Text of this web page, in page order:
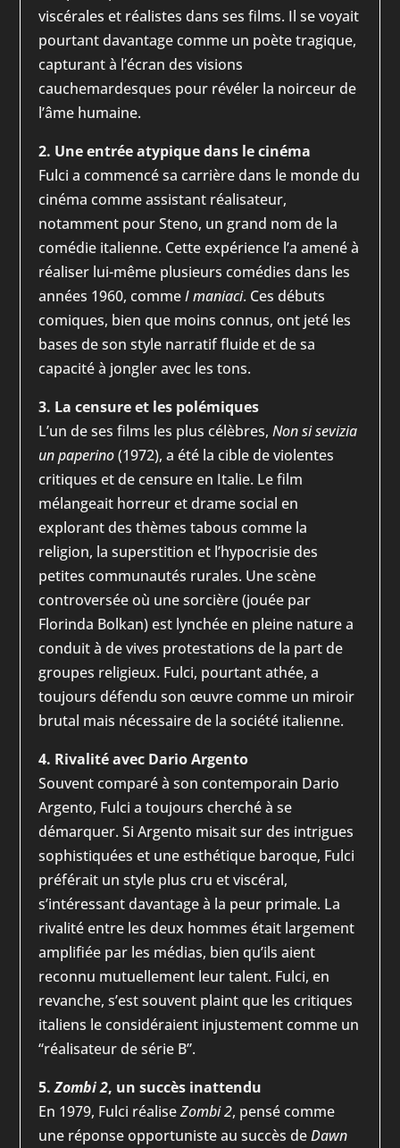
viscérales et réalistes dans ses films. Il se voyait
pourtant davantage comme un poète tragique,
capturant à l’écran des visions
cauchemardesques pour révéler la noirceur de
l’âme humaine.
2. Une entrée atypique dans le cinéma
Fulci a commencé sa carrière dans le monde du
cinéma comme assistant réalisateur,
notamment pour Steno, un grand nom de la
comédie italienne. Cette expérience l’a amené à
réaliser lui-même plusieurs comédies dans les
années 1960, commeI maniaci. Ces débuts
comiques, bien que moins connus, ont jeté les
bases de son style narratif fluide et de sa
capacité à jongler avec les tons.
3. La censure et les polémiques
L’un de ses films les plus célèbres,Non si sevizia
un paperino(1972), a été la cible de violentes
critiques et de censure en Italie. Le film
mélangeait horreur et drame social en
explorant des thèmes tabous comme la
religion, la superstition et l’hypocrisie des
petites communautés rurales. Une scène
controversée où une sorcière (jouée par
Florinda Bolkan) est lynchée en pleine nature a
conduit à de vives protestations de la part de
groupes religieux. Fulci, pourtant athée, a
toujours défendu son œuvre comme un miroir
brutal mais nécessaire de la société italienne.
4. Rivalité avec Dario Argento
Souvent comparé à son contemporain Dario
Argento, Fulci a toujours cherché à se
démarquer. Si Argento misait sur des intrigues
sophistiquées et une esthétique baroque, Fulci
préférait un style plus cru et viscéral,
s’intéressant davantage à la peur primale. La
rivalité entre les deux hommes était largement
amplifiée par les médias, bien qu’ils aient
reconnu mutuellement leur talent. Fulci, en
revanche, s’est souvent plaint que les critiques
italiens le considéraient injustement comme un
“réalisateur de série B”.
5.Zombi 2, un succès inattendu
En 1979, Fulci réaliseZombi 2, pensé comme
une réponse opportuniste au succès deDawn